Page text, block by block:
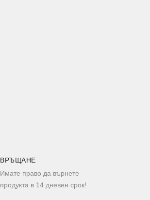
ВРЪЩАНЕ
Имате право да върнете
продукта в 14 дневен срок!